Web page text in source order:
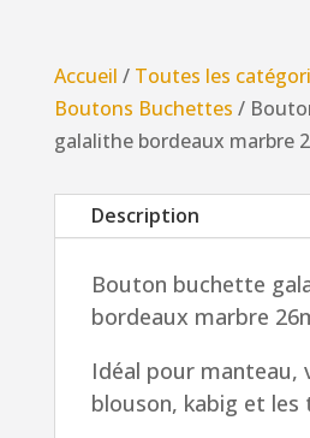
bordeaux
marbre
26mm
Accueil / Toutes les
Boutons Buchettes /
galalithe bordeaux marbre
Description
Bouton buchette
bordeaux marbre
Idéal pour manteau,
blouson, kabig et les